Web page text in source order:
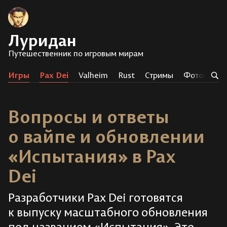
Луридан
Путешественник по игровым мирам
Игры Pax Dei Valheim Rust Стримы
Вопросы и ответы
о вайпе и обновлении
«Испытания» в Pax
Dei
Разработчики Pax Dei готовятся
к выпуску масштабного обновления